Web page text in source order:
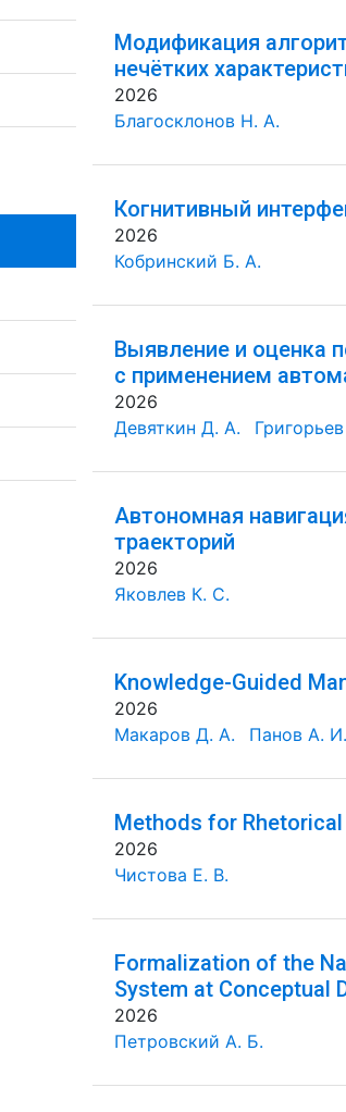
Модификация
нечётких
2026
Благосклонов Н. А.
Когнитивный
2026
Кобринский Б. А.
Выявление и оценка
с применением
2026
Девяткин Д. А.
Автономная
траекторий
2026
Яковлев К. С.
Knowledge-Guided
2026
Макаров Д. А.
Панов А. И.
Methods for
2026
Чистова Е. В.
Formalization of the
System at Conceptual
2026
Петровский А. Б.